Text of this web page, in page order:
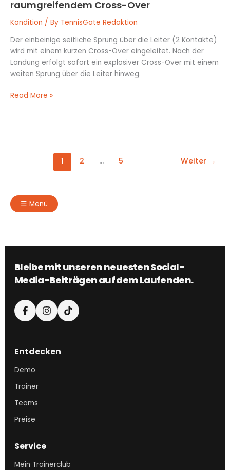
☰ Menü
raumgreifendem Cross-Over
Kondition / By TennisGate Redaktion
Der einbeinige seitliche Sprung über die Leiter (2 Kontakte)
wird mit einem kurzen Cross-Over eingeleitet. Nach der
Landung erfolgt sofort ein explosiver Cross-Over mit einem
weiten Sprung über die Leiter hinweg.
Read More »
1 2 … 5 Weiter →
Bleibe mit unseren neuesten Social-
Media-Beiträgen auf dem Laufenden.
Entdecken
Demo
Trainer
Teams
Preise
Service
Mein Trainerclub